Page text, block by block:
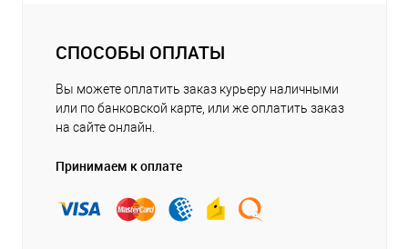
СПОСОБЫ ОПЛАТЫ
Вы можете оплатить заказ курьеру наличными
или по банковской карте, или же оплатить заказ
на сайте онлайн.
Принимаем к оплате